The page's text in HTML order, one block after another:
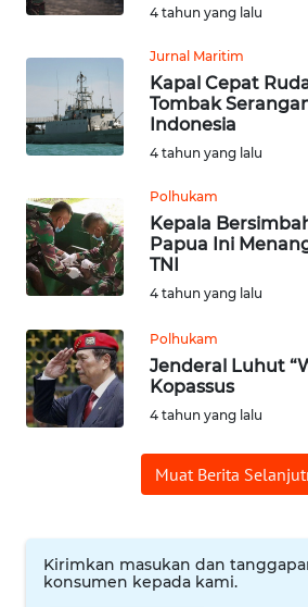
4 tahun yang lalu
Jurnal Maritim
Kapal Cepat
Tombak
Indonesia
4 tahun yang lalu
Polhukam
Kepala
Papua Ini
TNI
4 tahun yang lalu
Polhukam
Jenderal Luhut
Kopassus
4 tahun yang lalu
Muat Berita
Kirimkan masukan dan
konsumen kepada kami.
DEPOK
WN
TAPANULI
UTARA
SAMOSIR
WN
PADANG
LAWAS
WN
SUMEDANG
KEPULAUAN
SERIBU